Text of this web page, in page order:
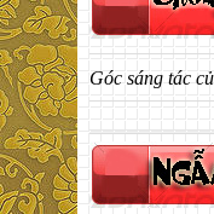
Góc sáng tác